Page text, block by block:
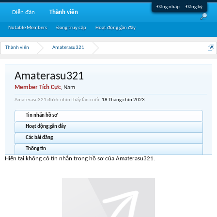
Đăng nhập Đăng ký
Thành viên Amaterasu321
Amaterasu321
Member Tích Cực, Nam
Amaterasu321 được nhìn thấy lần cuối: 18 Tháng chín 2023
Tin nhắn hồ sơ
Hoạt động gần đây
Các bài đăng
Thông tin
Hiện tại không có tin nhắn trong hồ sơ của Amaterasu321.
Diễn đàn Thành viên
Notable Members Đang truy cập Hoạt động gần đây